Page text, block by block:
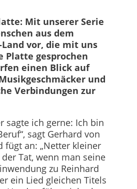
Mit unserer Serie
aus dem
vor, die mit uns
Platte gesprochen
einen Blick auf
und
Verbindungen zur
sagte ich gerne: Ich bin
sagt Gerhard von
fügt an: „Netter kleiner
der Tat, wenn man seine
zu Reinhard
ein Lied gleichen Titels